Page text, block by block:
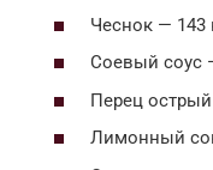
Чеснок — 143
Соевый соус
Перец
Лимонный